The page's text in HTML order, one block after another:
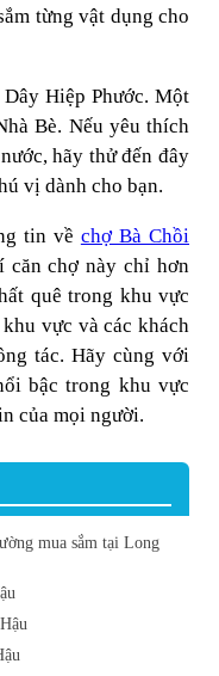
từng vật dụng cho
Hiệp Phước. Một
Bè. Nếu yêu thích
hãy thử đến đây
vị dành cho bạn.
tin về chợ Bà Chồi
căn chợ này chỉ hơn
quê trong khu vực
vực và các khách
tác. Hãy cùng với
bậc trong khu vực
của mọi người.
mua sắm tại Long